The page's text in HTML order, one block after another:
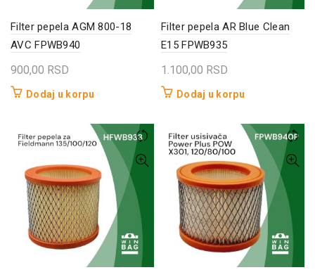
Filter pepela AGM 800-18
AVC FPWB940
900,00 RSD
Dodaj u korpu
Filter pepela AR Blue Clean
E15 FPWB935
1.100,00 RSD
Dodaj u korpu